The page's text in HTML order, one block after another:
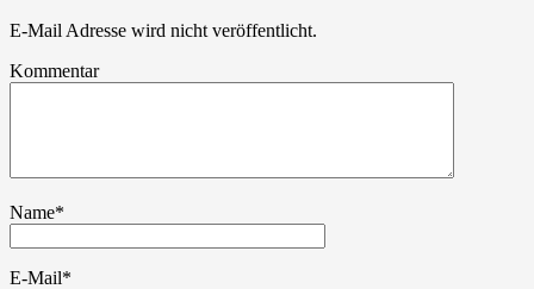
E-Mail Adresse wird nicht veröffentlicht.
Kommentar
Name*
E-Mail*